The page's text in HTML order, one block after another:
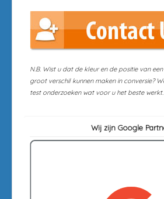
N.B. Wist u dat de kleur en de positie van
groot verschil kunnen maken in conversie?
test onderzoeken wat voor u het beste werkt.
Wij zijn Google